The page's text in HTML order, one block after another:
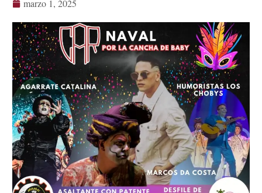
marzo 1, 2025